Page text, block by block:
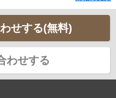
せする(無料)
わせする